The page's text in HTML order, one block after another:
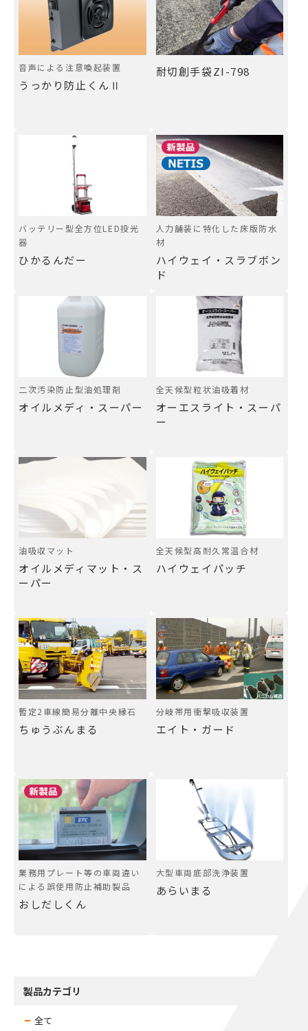
音声による注意喚起装置
うっかり防止くんⅡ
耐切創手袋ZI-798
バッテリー型全方位LED投光
器
ひかるんだー
人力舗装に特化した床版防水
材
ハイウェイ・スラブボン
ド
二次汚染防止型油処理剤
オイルメディ・スーパー
全天候型粒状油吸着材
オーエスライト・スーパ
ー
油吸収マット
オイルメディマット・ス
ーパー
全天候型高耐久常温合材
ハイウェイパッチ
暫定2車線簡易分離中央縁石
ちゅうぶんまる
分岐帯用衝撃吸収装置
エイト・ガード
業務用プレート等の車両違い
による誤使用防止補助製品
おしだしくん
大型車両底部洗浄装置
あらいまる
製品カテゴリ
全て